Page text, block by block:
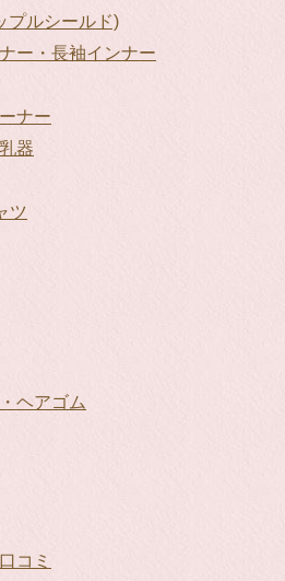
プルシールド)
ー・長袖インナー
ナー
器
ツ
ヘアゴム
コミ